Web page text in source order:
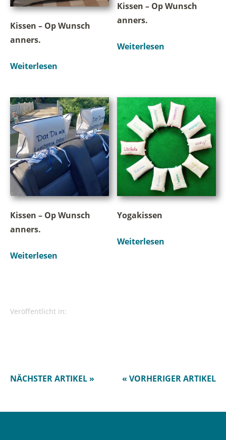
Kissen – Op Wunsch
anners.
Weiterlesen
Kissen – Op Wunsch
anners.
Weiterlesen
Kissen – Op Wunsch
anners.
Weiterlesen
Yogakissen
Weiterlesen
Veröffentlicht in:
NÄCHSTER ARTIKEL » « VORHERIGER ARTIKEL